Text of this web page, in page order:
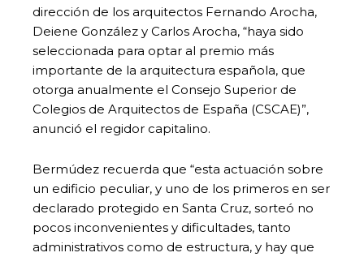
dirección de los arquitectos Fernando Arocha,
Deiene González y Carlos Arocha, “haya sido
seleccionada para optar al premio más
importante de la arquitectura española, que
otorga anualmente el Consejo Superior de
Colegios de Arquitectos de España (CSCAE)”,
anunció el regidor capitalino.
Bermúdez recuerda que “esta actuación sobre
un edificio peculiar, y uno de los primeros en ser
declarado protegido en Santa Cruz, sorteó no
pocos inconvenientes y dificultades, tanto
administrativos como de estructura, y hay que